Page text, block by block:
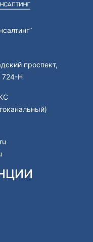
проспект,
724-Н